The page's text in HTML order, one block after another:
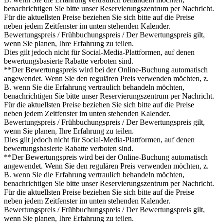
benachrichtigen Sie bitte unser Reservierungszentrum per Nachricht.
Für die aktuellsten Preise beziehen Sie sich bitte auf die Preise
neben jedem Zeitfenster im unten stehenden Kalender.
Bewertungspreis / Frühbuchungspreis / Der Bewertungspreis gilt,
wenn Sie planen, Ihre Erfahrung zu teilen.
Dies gilt jedoch nicht für Social-Media-Plattformen, auf denen
bewertungsbasierte Rabatte verboten sind.
**Der Bewertungspreis wird bei der Online-Buchung automatisch
angewendet. Wenn Sie den regulären Preis verwenden möchten, z.
B. wenn Sie die Erfahrung vertraulich behandeln möchten,
benachrichtigen Sie bitte unser Reservierungszentrum per Nachricht.
Für die aktuellsten Preise beziehen Sie sich bitte auf die Preise
neben jedem Zeitfenster im unten stehenden Kalender.
Bewertungspreis / Frühbuchungspreis / Der Bewertungspreis gilt,
wenn Sie planen, Ihre Erfahrung zu teilen.
Dies gilt jedoch nicht für Social-Media-Plattformen, auf denen
bewertungsbasierte Rabatte verboten sind.
**Der Bewertungspreis wird bei der Online-Buchung automatisch
angewendet. Wenn Sie den regulären Preis verwenden möchten, z.
B. wenn Sie die Erfahrung vertraulich behandeln möchten,
benachrichtigen Sie bitte unser Reservierungszentrum per Nachricht.
Für die aktuellsten Preise beziehen Sie sich bitte auf die Preise
neben jedem Zeitfenster im unten stehenden Kalender.
Bewertungspreis / Frühbuchungspreis / Der Bewertungspreis gilt,
wenn Sie planen, Ihre Erfahrung zu teilen.